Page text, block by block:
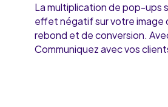
La multiplication de pop-ups
effet négatif sur votre image
rebond et de conversion.
Communiquez avec vos